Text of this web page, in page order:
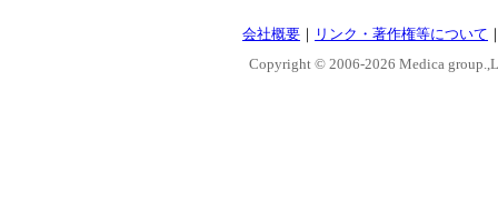
会社概要 ｜ リンク・著作権等について
Copyright © 2006-2026 Medica